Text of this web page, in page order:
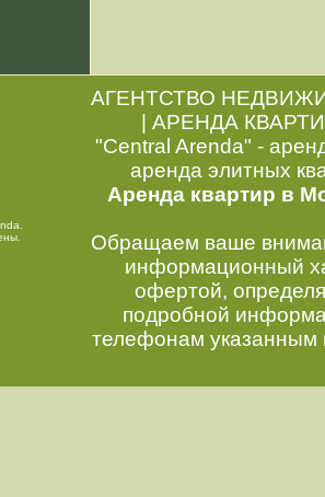
АГЕНТСТВО
|АРЕНДА
"Central Arenda" -
аренда элитных
Аренда квартир в
Обращаем ваше
информационный
офертой,
подробной
телефонам указанным